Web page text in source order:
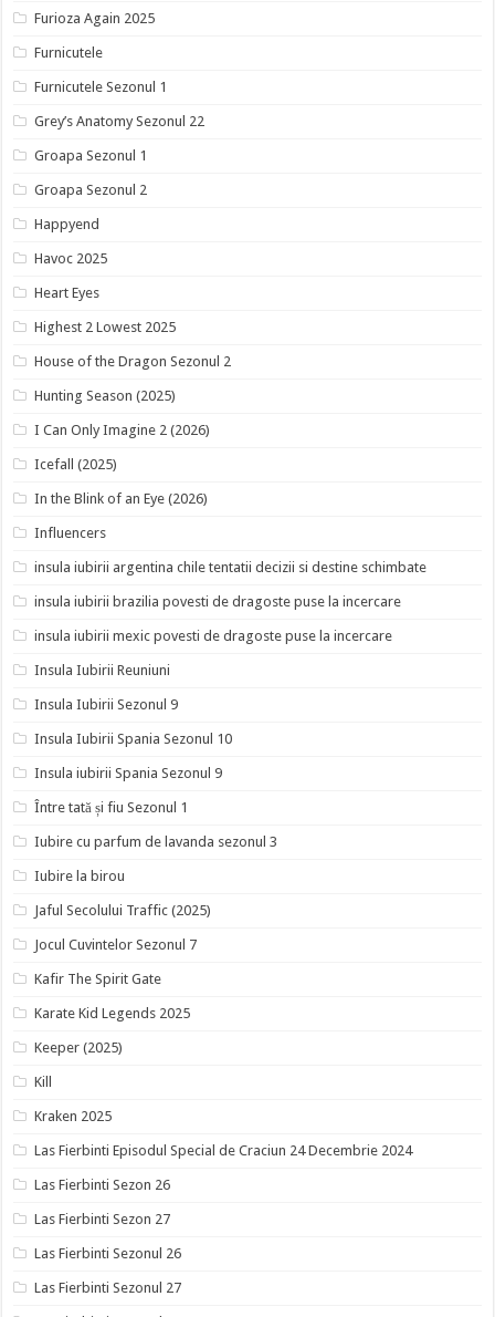
Furioza Again 2025
Furnicutele
Furnicutele Sezonul 1
Grey’s Anatomy Sezonul 22
Groapa Sezonul 1
Groapa Sezonul 2
Happyend
Havoc 2025
Heart Eyes
Highest 2 Lowest 2025
House of the Dragon Sezonul 2
Hunting Season (2025)
I Can Only Imagine 2 (2026)
Icefall (2025)
In the Blink of an Eye (2026)
Influencers
insula iubirii argentina chile tentatii decizii si destine schimbate
insula iubirii brazilia povesti de dragoste puse la incercare
insula iubirii mexic povesti de dragoste puse la incercare
Insula Iubirii Reuniuni
Insula Iubirii Sezonul 9
Insula Iubirii Spania Sezonul 10
Insula iubirii Spania Sezonul 9
Între tată și fiu Sezonul 1
Iubire cu parfum de lavanda sezonul 3
Iubire la birou
Jaful Secolului Traffic (2025)
Jocul Cuvintelor Sezonul 7
Kafir The Spirit Gate
Karate Kid Legends 2025
Keeper (2025)
Kill
Kraken 2025
Las Fierbinti Episodul Special de Craciun 24 Decembrie 2024
Las Fierbinti Sezon 26
Las Fierbinti Sezon 27
Las Fierbinti Sezonul 26
Las Fierbinti Sezonul 27